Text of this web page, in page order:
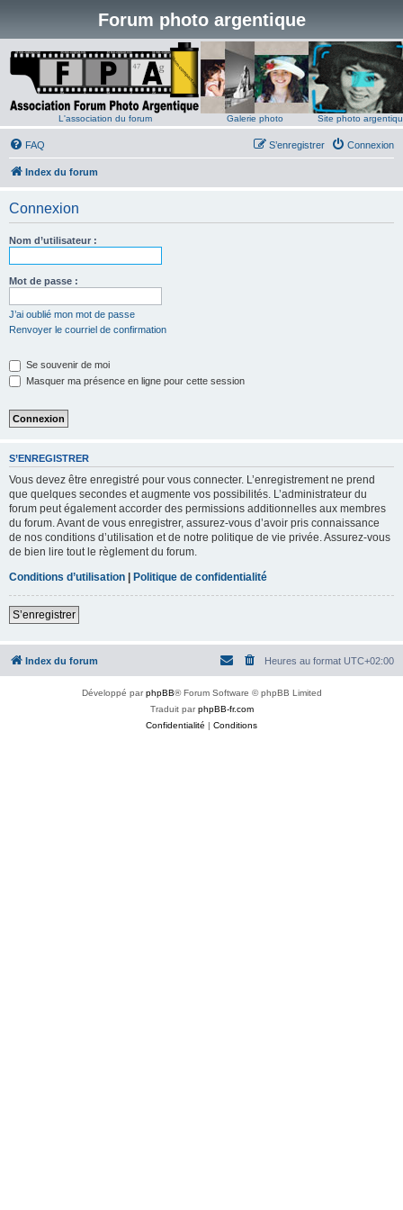
Forum photo argentique
L'association du forum Galerie photo Site photo
FAQ Connexion
S’enregistrer
Index du forum
Connexion
Nom d’utilisateur :
Mot de passe :
J’ai oublié mon mot de passe
Renvoyer le courriel de confirmation
Se souvenir de moi
Masquer ma présence en ligne pour cette session
S’ENREGISTRER
Vous devez être enregistré pour vous connecter. L’enregistrement ne prend
que quelques secondes et augmente vos possibilités. L’administrateur du
forum peut également accorder des permissions additionnelles aux membres
du forum. Avant de vous enregistrer, assurez-vous d’avoir pris connaissance
de nos conditions d’utilisation et de notre politique de vie privée. Assurez-vous
de bien lire tout le règlement du forum.
Conditions d’utilisation | Politique de confidentialité
S’enregistrer
Index du forum Heures au format UTC+02:00
Développé parphpBB® Forum Software © phpBB Limited
Traduit parphpBB-fr.com
Confidentialité | Conditions